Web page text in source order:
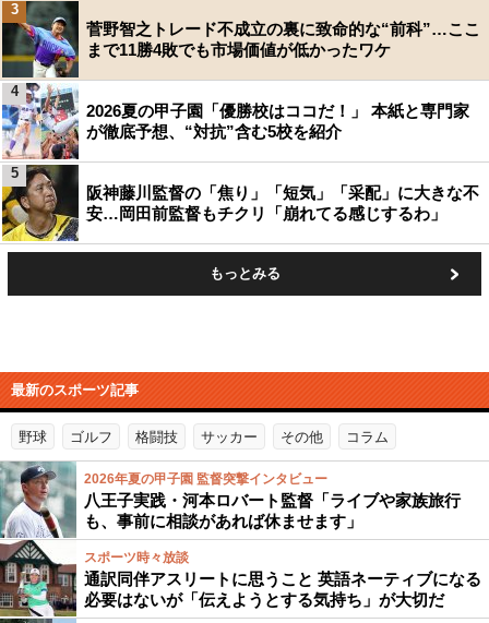
菅野智之トレード不成立の裏に致命的な“前科”…ここ
まで11勝4敗でも市場価値が低かったワケ
3
2026夏の甲子園「優勝校はココだ！」 本紙と専門家
が徹底予想、“対抗”含む5校を紹介
4
阪神藤川監督の「焦り」「短気」「采配」に大きな不
安…岡田前監督もチクリ「崩れてる感じするわ」
5
もっとみる
最新のスポーツ記事
野球 ゴルフ 格闘技 サッカー その他 コラム
2026年夏の甲子園 監督突撃インタビュー
八王子実践・河本ロバート監督「ライブや家族旅行
も、事前に相談があれば休ませます」
スポーツ時々放談
通訳同伴アスリートに思うこと 英語ネーティブになる
必要はないが「伝えようとする気持ち」が大切だ